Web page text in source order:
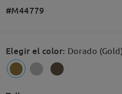
#M44779
Elegir el color: Dorado (Gold)